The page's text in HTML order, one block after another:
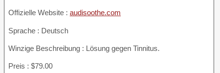
Offizielle Website : audisoothe.com
Sprache : Deutsch
Winzige Beschreibung : Lösung gegen Tinnitus.
Preis : $79.00